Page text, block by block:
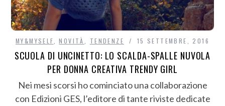
MY&MYSELF,NOVITÀ, TENDENZE 15 SETTEMBRE, 2016
SCUOLA DI UNCINETTO: LO SCALDA-SPALLE NUVOLA
PER DONNA CREATIVA TRENDY GIRL
Nei mesi scorsi ho cominciato una collaborazione
con Edizioni GES, l’editore di tante riviste dedicate